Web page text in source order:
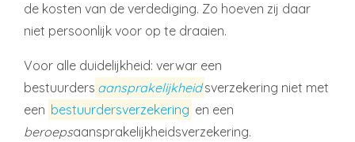
de kosten van de verdediging. Zo hoeven zij daar
niet persoonlijk voor op te draaien.
Voor alle duidelijkheid: verwar een
bestuurders aansprakelijkheidsverzekering niet met
een bestuurdersverzekering en een
beroepsaansprakelijkheidsverzekering.